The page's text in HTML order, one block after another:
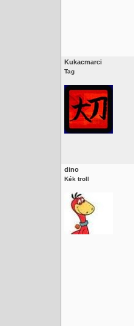
Kukacmarci
Tag
dino
Kék troll